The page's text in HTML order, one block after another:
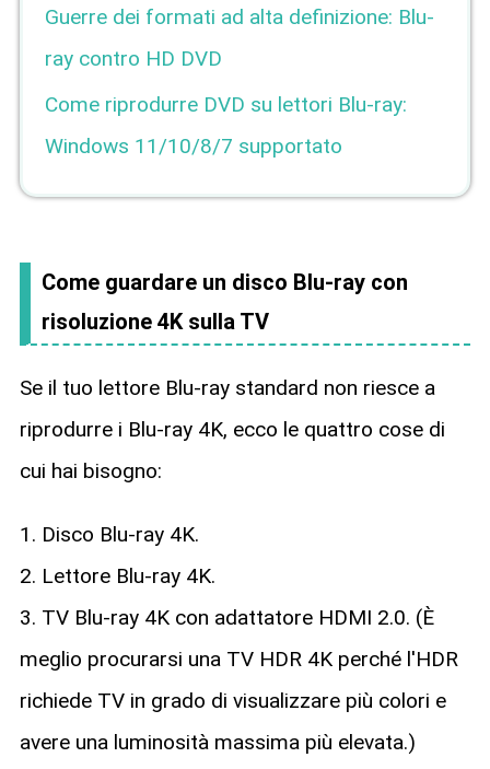
Guerre dei formati ad alta definizione: Blu-
ray contro HD DVD
Come riprodurre DVD su lettori Blu-ray:
Windows 11/10/8/7 supportato
Come guardare un disco Blu-ray con
risoluzione 4K sulla TV
Se il tuo lettore Blu-ray standard non riesce a
riprodurre i Blu-ray 4K, ecco le quattro cose di
cui hai bisogno:
1. Disco Blu-ray 4K.
2. Lettore Blu-ray 4K.
3. TV Blu-ray 4K con adattatore HDMI 2.0. (È
meglio procurarsi una TV HDR 4K perché l'HDR
richiede TV in grado di visualizzare più colori e
avere una luminosità massima più elevata.)